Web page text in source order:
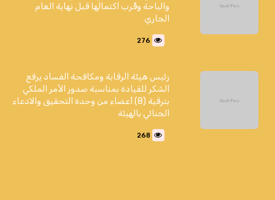
والباحة وقُرب اكتمالها قبل نهاية العام
الجاري
276
رئيس هيئة الرقابة ومكافحة الفساد يرفع
الشكر للقيادة بمناسبة صدور الأمر الملكي
بترقية (8) أعضاء من وحدة التحقيق والادعاء
الجنائي بالهيئة
268